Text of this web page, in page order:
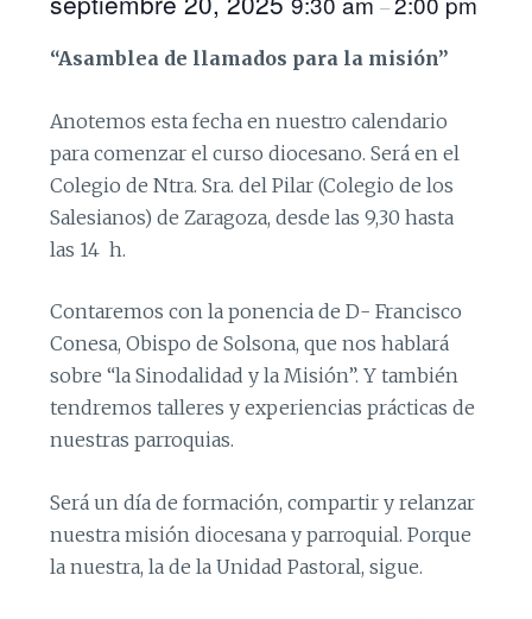
–
“Asamblea de llamados para la misión”
Anotemos esta fecha en nuestro calendario
para comenzar el curso diocesano. Será en el
Colegio de Ntra. Sra. del Pilar (Colegio de los
Salesianos) de Zaragoza, desde las 9,30 hasta
las 14 h.
Contaremos con la ponencia de D- Francisco
Conesa, Obispo de Solsona, que nos hablará
sobre “la Sinodalidad y la Misión”. Y también
tendremos talleres y experiencias prácticas de
nuestras parroquias.
Será un día de formación, compartir y relanzar
nuestra misión diocesana y parroquial. Porque
la nuestra, la de la Unidad Pastoral, sigue.